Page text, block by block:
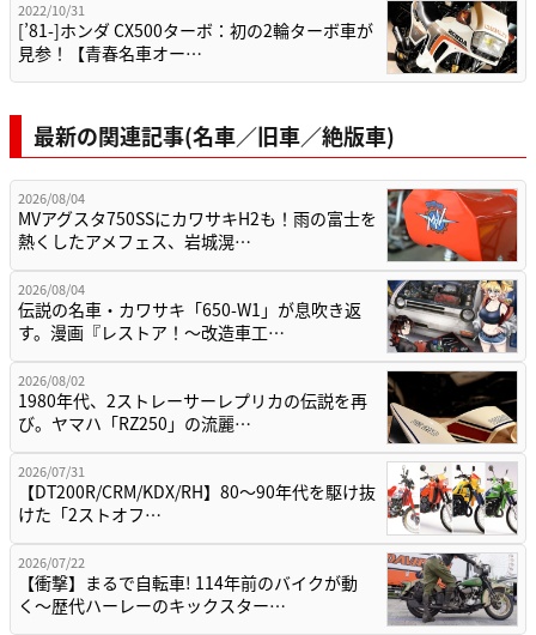
2022/10/31
[’81-]ホンダ CX500ターボ：初の2輪ターボ車が
見参！【青春名車オー…
最新の関連記事(名車／旧車／絶版車)
2026/08/04
MVアグスタ750SSにカワサキH2も！雨の富士を
熱くしたアメフェス、岩城滉…
2026/08/04
伝説の名車・カワサキ「650-W1」が息吹き返
す。漫画『レストア！～改造車工…
2026/08/02
1980年代、2ストレーサーレプリカの伝説を再
び。ヤマハ「RZ250」の流麗…
2026/07/31
【DT200R/CRM/KDX/RH】80〜90年代を駆け抜
けた「2ストオフ…
2026/07/22
【衝撃】まるで自転車! 114年前のバイクが動
く〜歴代ハーレーのキックスター…